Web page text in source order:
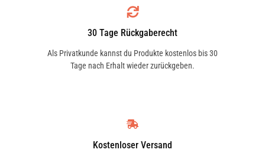
30 Tage Rückgaberecht
Als Privatkunde kannst du Produkte kostenlos bis 30
Tage nach Erhalt wieder zurückgeben.
Kostenloser Versand